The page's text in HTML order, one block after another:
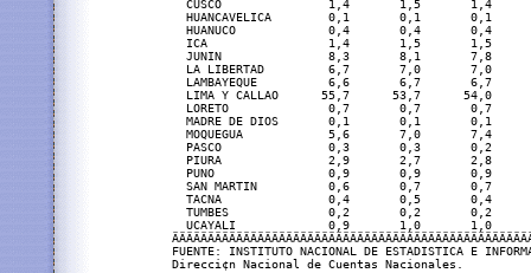
CUSCO               1,4       1,5       1,4
HUANCAVELICA        0,1       0,1       0,1
HUANUCO             0,4       0,4       0,4
ICA                 1,4       1,5       1,5
JUNIN               8,3       8,1       7,8
LA LIBERTAD         6,7       7,0       7,0
LAMBAYEQUE          6,6       6,7       6,7
LIMA Y CALLAO      55,7      53,7      54,0
LORETO              0,7       0,7       0,7
MADRE DE DIOS       0,1       0,1       0,1
MOQUEGUA            5,6       7,0       7,4
PASCO               0,3       0,3       0,2
PIURA               2,9       2,7       2,8
PUNO                0,9       0,9       0,9
SAN MARTIN          0,6       0,7       0,7
TACNA               0,4       0,5       0,4
TUMBES              0,2       0,2       0,2
UCAYALI             0,9       1,0       1,0
FUENTE: INSTITUTO NACIONAL DE ESTADISTICA E